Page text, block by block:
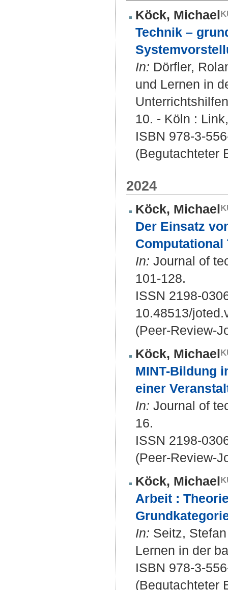
Köck, Michael
Technik –
In: Dörfler,
und Lernen in
10. - Köln :
ISBN 978-3-
(Begutachteter
2024
Köck, Michael
Der Einsatz
In: Journal of
101-128.
ISSN 2198-
10.48513/
(Peer-Review-
Köck, Michael
MINT-Bildung
einer
In: Journal of
16.
ISSN 2198-
(Peer-Review-
Köck, Michael
Arbeit :
In: Seitz,
Lernen in der
ISBN 978-3-
(Begutachteter